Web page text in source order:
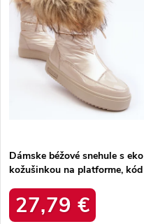
o
r
Dámske béžové snehule s eko
kožušinkou na platforme, kód
27,79 €